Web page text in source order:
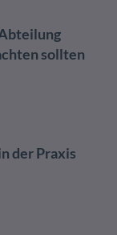
sollten
der Praxis